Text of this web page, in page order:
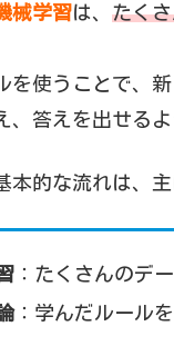
械学習は、 たく
を使うことで、
、答えを出せるよ
本的な流れは、主
：たくさんのデ
：学んだルール